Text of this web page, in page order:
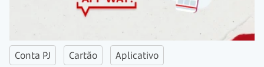
Conta PJ Cartão Aplicativo